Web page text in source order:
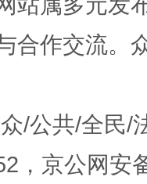
合作交流。
/公共/全民/
，京公网安